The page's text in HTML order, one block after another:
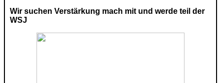
Wir suchen Verstärkung mach mit und werde teil der
WSJ